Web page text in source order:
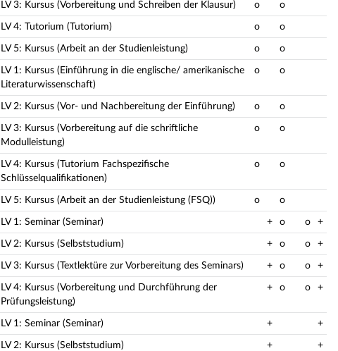
LV 3: Kursus (Vorbereitung und Schreiben der Klausur) o o
LV 4: Tutorium (Tutorium) o o
LV 5: Kursus (Arbeit an der Studienleistung) o o
LV 1: Kursus (Einführung in die englische/ amerikanische
Literaturwissenschaft)
o o
LV 2: Kursus (Vor- und Nachbereitung der Einführung) o o
LV 3: Kursus (Vorbereitung auf die schriftliche
Modulleistung)
o o
LV 4: Kursus (Tutorium Fachspezifische
Schlüsselqualifikationen)
o o
LV 5: Kursus (Arbeit an der Studienleistung (FSQ)) o o
LV 1: Seminar (Seminar) + o o +
LV 2: Kursus (Selbststudium) + o o +
LV 3: Kursus (Textlektüre zur Vorbereitung des Seminars) + o o +
LV 4: Kursus (Vorbereitung und Durchführung der
Prüfungsleistung)
+ o o +
LV 1: Seminar (Seminar) + +
LV 2: Kursus (Selbststudium) + +